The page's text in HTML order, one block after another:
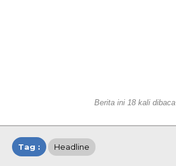
Berita ini 18 kali dibaca
Tag : Headline